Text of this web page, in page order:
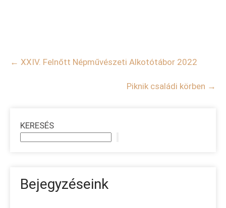
Post
navigation
← XXIV. Felnőtt Népművészeti Alkotótábor 2022
Piknik családi körben →
KERESÉS
Bejegyzéseink